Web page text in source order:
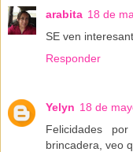
arabita 18 de
SE ven
Responder
Yelyn 18 de
Felicidades
brincadera, veo